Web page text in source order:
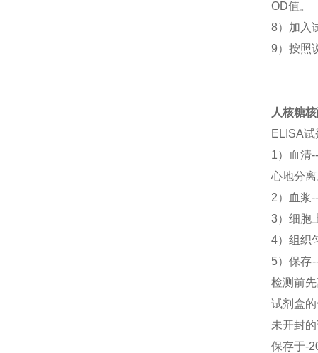
OD值。
8）加入
9）按照
人核糖
ELISA
1）血清
心地分
2）血浆
3）细胞
4）组织
5）保存
检测前
试剂盒
未开封
保存于-